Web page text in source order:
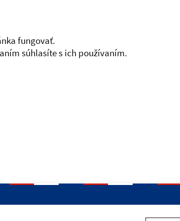
fungovať.
súhlasíte s ich používaním.